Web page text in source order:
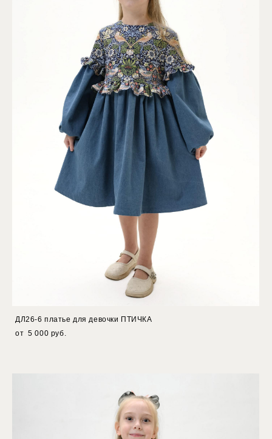
ДЛ26-6 платье для девочки ПТИЧКА
от 5 000 pуб.